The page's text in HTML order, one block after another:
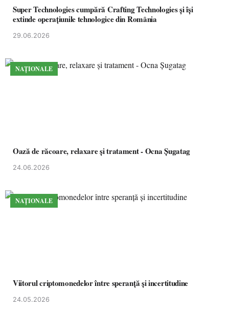
Super Technologies cumpără Crafting Technologies și își
extinde operațiunile tehnologice din România
29.06.2026
NAȚIONALE
Oază de răcoare, relaxare și tratament - Ocna Șugatag
24.06.2026
NAȚIONALE
Viitorul criptomonedelor între speranță și incertitudine
24.05.2026